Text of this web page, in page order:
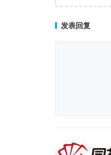
发表回复